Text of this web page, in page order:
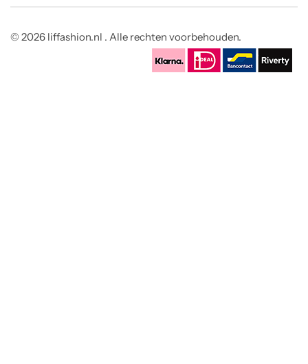
© 2026 liffashion.nl . Alle rechten voorbehouden.